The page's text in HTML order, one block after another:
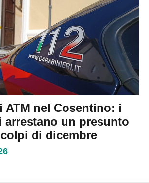
ATM nel Cosentino: i
arrestano un presunto
di dicembre